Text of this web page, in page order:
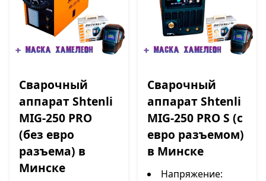
Сварочный
аппарат Shtenli
MIG-250 PRO
(без евро
разъема) в
Минске
Сварочный
аппарат Shtenli
MIG-250 PRO S (с
евро разъемом)
в Минске
Напряжение: